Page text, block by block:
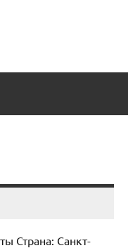
Страна: Санкт-